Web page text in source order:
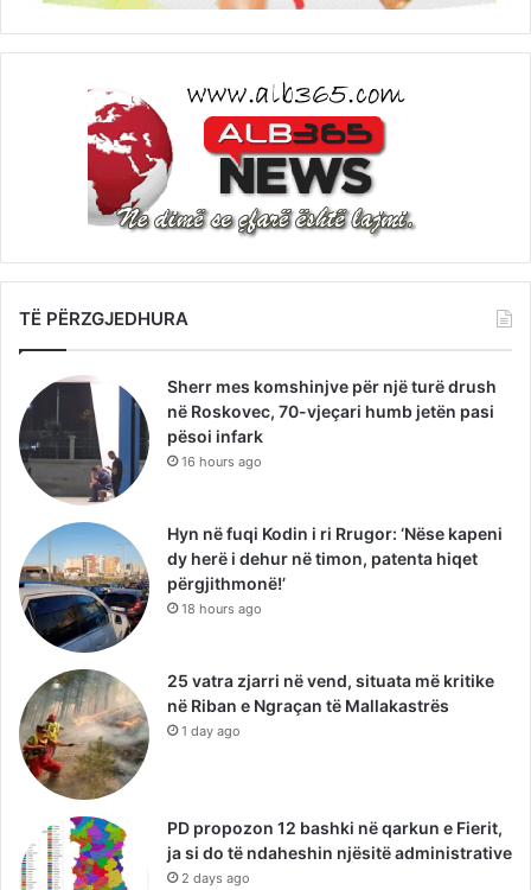
TË PËRZGJEDHURA
Sherr mes komshinjve për një turë drush
në Roskovec, 70-vjeçari humb jetën pasi
pësoi infark
16 hours ago
Hyn në fuqi Kodin i ri Rrugor: ‘Nëse kapeni
dy herë i dehur në timon, patenta hiqet
përgjithmonë!’
18 hours ago
25 vatra zjarri në vend, situata më kritike
në Riban e Ngraçan të Mallakastrës
1 day ago
PD propozon 12 bashki në qarkun e Fierit,
ja si do të ndaheshin njësitë administrative
2 days ago